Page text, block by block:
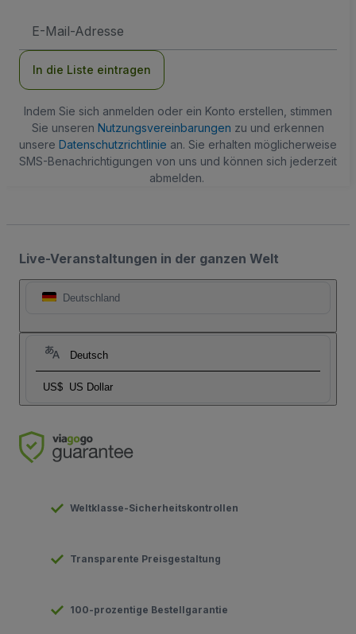
Mail-
In die Liste eintragen
Indem Sie sich anmelden oder ein Konto erstellen, stimmen
Sie unseren Nutzungsvereinbarungen zu und erkennen
unsere Datenschutzrichtlinie an. Sie erhalten möglicherweise
SMS-Benachrichtigungen von uns und können sich jederzeit
abmelden.
Live-Veranstaltungen in der ganzen Welt
Deutschland
Deutsch
US$ US Dollar
Weltklasse-Sicherheitskontrollen
Transparente Preisgestaltung
100-prozentige Bestellgarantie